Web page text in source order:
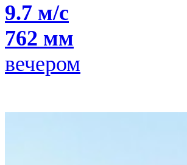
9.7 м/с
762 мм
вечером